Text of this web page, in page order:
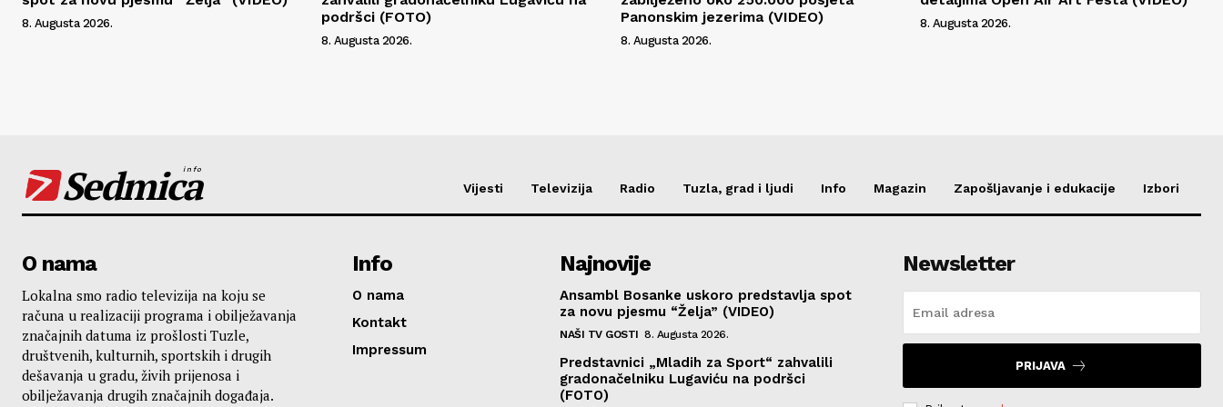
8. Augusta 2026.
podršci (FOTO)
8. Augusta 2026.
Panonskim jezerima (VIDEO)
8. Augusta 2026.
8. Augusta 2026.
Sedmica
info
Vijesti Televizija Radio Tuzla, grad i ljudi Info Magazin Zapošljavanje i edukacije Izbori
O nama
Lokalna smo radio televizija na koju se
računa u realizaciji programa i obilježavanja
značajnih datuma iz prošlosti Tuzle,
društvenih, kulturnih, sportskih i drugih
dešavanja u gradu, živih prijenosa i
obilježavanja drugih značajnih događaja.
Info
O nama
Kontakt
Impressum
Najnovije
Ansambl Bosanke uskoro predstavlja spot
za novu pjesmu “Želja” (VIDEO)
NAŠI TV GOSTI 8. Augusta 2026.
Predstavnici „Mladih za Sport“ zahvalili
gradonačelniku Lugaviću na podršci
(FOTO)
Newsletter
PRIJAVA